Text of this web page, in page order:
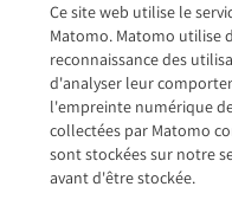
Ce site web utilise le
Matomo. Matomo utilise
reconnaissance des
d'analyser leur
l'empreinte numérique
collectées par Matomo
sont stockées sur notre
avant d'être stockée.